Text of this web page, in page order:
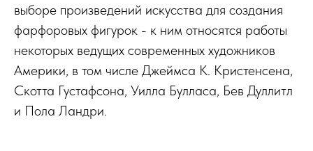
выборе произведений искусства для создания
фарфоровых фигурок - к ним относятся работы
некоторых ведущих современных художников
Америки, в том числе Джеймса К. Кристенсена,
Скотта Густафсона, Уилла Булласа, Бев Дуллитл
и Пола Ландри.